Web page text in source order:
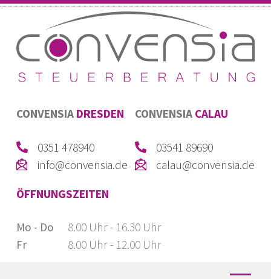
CONVENSIA DRESDEN
0351 478940
info@convensia.de
CONVENSIA CALAU
03541 89690
calau@convensia.de
ÖFFNUNGSZEITEN
Mo - Do
8.00 Uhr - 16.30 Uhr
Fr
8.00 Uhr - 12.00 Uhr